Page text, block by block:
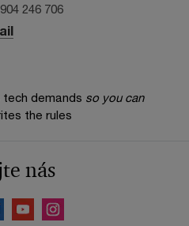
246 706
tech demands so you can
the rules
nás